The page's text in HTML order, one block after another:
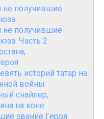
не получившие
не получившие
Часть 2
историй татар на
войны
снайпер,
на коне
звание Героя